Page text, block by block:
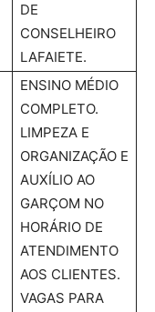
DE
CONSELHEIRO
LAFAIETE.
ENSINO MÉDIO
COMPLETO.
LIMPEZA E
ORGANIZAÇÃO E
AUXÍLIO AO
GARÇOM NO
HORÁRIO DE
ATENDIMENTO
AOS CLIENTES.
VAGAS PARA